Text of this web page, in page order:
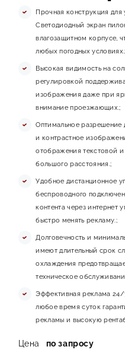
Прочная конструкция для
Светодиодный экран
влагозащитном корпусе,
любых погодных условиях.;
Высокая видимость на
регулировкой
изображения даже при
внимание проезжающих.;
Оптимальное разрешение
и контрастное
отображения текстовой
большого расстояния.;
Удобное дистанционное
беспроводного
контента через интернет
быстро менять рекламу.;
Долговечность и
имеют длительный срок
охлаждения
техническое
Эффективная реклама 24/
любое время суток
рекламы и высокую
Цена по запросу